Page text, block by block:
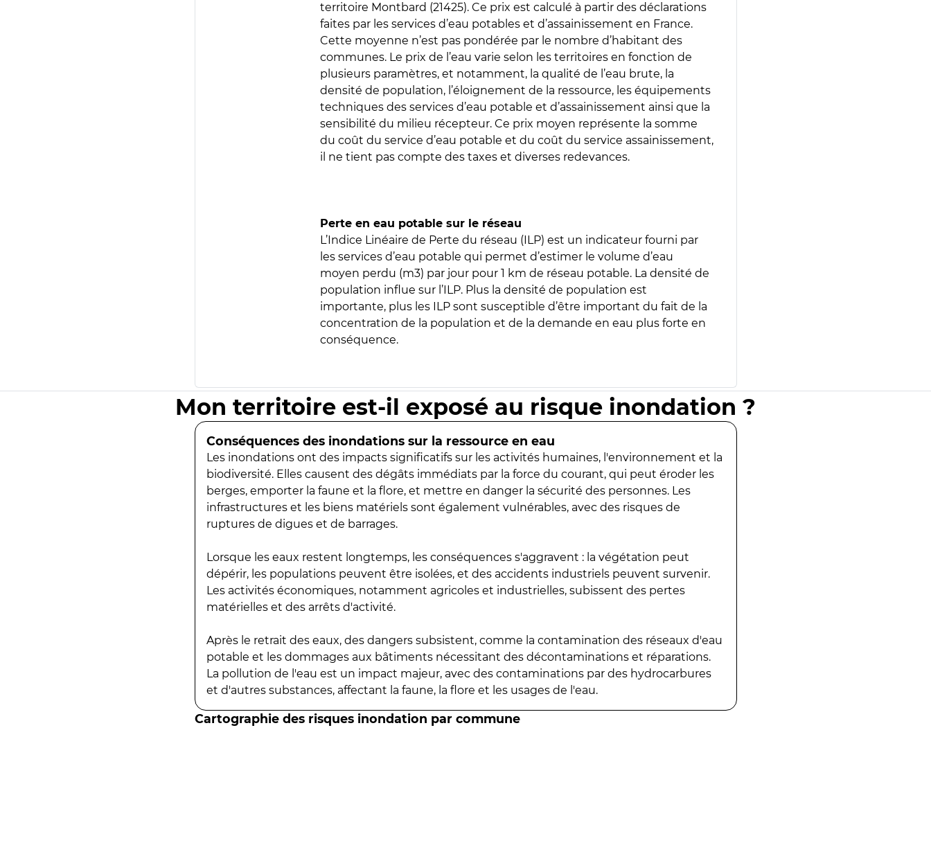
territoire Montbard (21425). Ce prix est calculé à partir des déclarations
faites par les services d’eau potables et d’assainissement en France.
Cette moyenne n’est pas pondérée par le nombre d’habitant des
communes. Le prix de l’eau varie selon les territoires en fonction de
plusieurs paramètres, et notamment, la qualité de l’eau brute, la
densité de population, l’éloignement de la ressource, les équipements
techniques des services d’eau potable et d’assainissement ainsi que la
sensibilité du milieu récepteur. Ce prix moyen représente la somme
du coût du service d’eau potable et du coût du service assainissement,
il ne tient pas compte des taxes et diverses redevances.
Perte en eau potable sur le réseau
L’Indice Linéaire de Perte du réseau (ILP) est un indicateur fourni par
les services d’eau potable qui permet d’estimer le volume d’eau
moyen perdu (m3) par jour pour 1 km de réseau potable. La densité de
population influe sur l’ILP. Plus la densité de population est
importante, plus les ILP sont susceptible d’être important du fait de la
concentration de la population et de la demande en eau plus forte en
conséquence.
Mon territoire est-il exposé au risque inondation ?
Conséquences des inondations sur la ressource en eau
Les inondations ont des impacts significatifs sur les activités humaines, l'environnement et la
biodiversité. Elles causent des dégâts immédiats par la force du courant, qui peut éroder les
berges, emporter la faune et la flore, et mettre en danger la sécurité des personnes. Les
infrastructures et les biens matériels sont également vulnérables, avec des risques de
ruptures de digues et de barrages.
Lorsque les eaux restent longtemps, les conséquences s'aggravent : la végétation peut
dépérir, les populations peuvent être isolées, et des accidents industriels peuvent survenir.
Les activités économiques, notamment agricoles et industrielles, subissent des pertes
matérielles et des arrêts d'activité.
Après le retrait des eaux, des dangers subsistent, comme la contamination des réseaux d'eau
potable et les dommages aux bâtiments nécessitant des décontaminations et réparations.
La pollution de l'eau est un impact majeur, avec des contaminations par des hydrocarbures
et d'autres substances, affectant la faune, la flore et les usages de l'eau.
Cartographie des risques inondation par commune